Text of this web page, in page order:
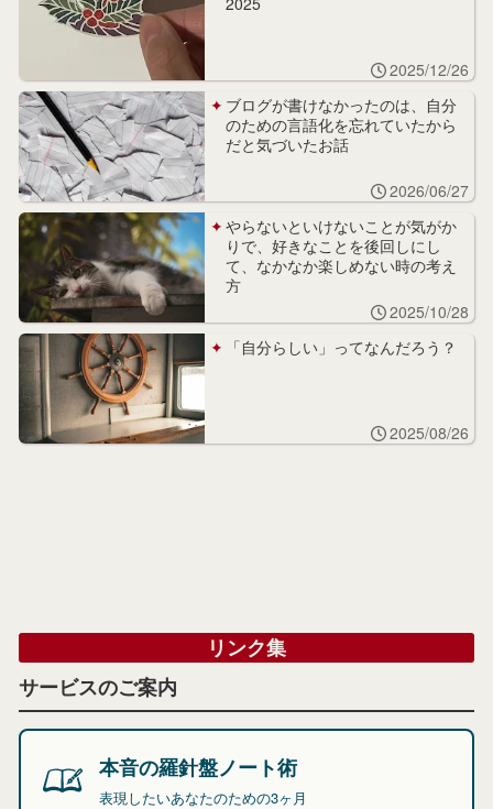
2025/12/26
ブログが書けなかったのは、自分
のための言語化を忘れていたから
だと気づいたお話
2026/06/27
やらないといけないことが気がか
りで、好きなことを後回しにし
て、なかなか楽しめない時の考え
方
2025/10/28
「自分らしい」ってなんだろう？
2025/08/26
リンク集
サービスのご案内
本音の羅針盤ノート術
表現したいあなたのための3ヶ月